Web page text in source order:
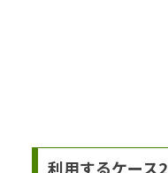
利用するケース2